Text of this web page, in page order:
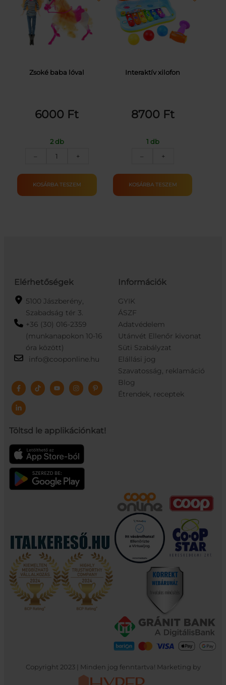
Zsoké baba lóval
6000 Ft
2 db
–
Zsoké
lóval
mennyiség
+
KOSÁRBA TESZEM
Interaktív xilofon
8700 Ft
1 db
–
mennyiség
+
KOSÁRBA TESZEM
Elérhetőségek
5100 Jászberény,
Szabadság tér 3.
+36 (30) 016-2359
(munkanapokon 10-16
óra között)
info@cooponline.hu
Töltsd le applikációnkat!
Információk
GYIK
ÁSZF
Adatvédelem
Utánvét Ellenőr kivonat
Süti Szabályzat
Elállási jog
Szavatosság, reklamáció
Blog
Étrendek, receptek
Copyright 2023 | Minden jog fenntartva! Marketing by